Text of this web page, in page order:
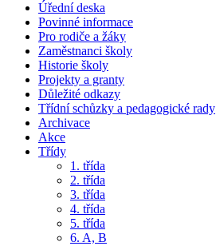
Úřední deska
Povinné informace
Pro rodiče a žáky
Zaměstnanci školy
Historie školy
Projekty a granty
Důležité odkazy
Třídní schůzky a pedagogické rady
Archivace
Akce
Třídy
1. třída
2. třída
3. třída
4. třída
5. třída
6. A, B